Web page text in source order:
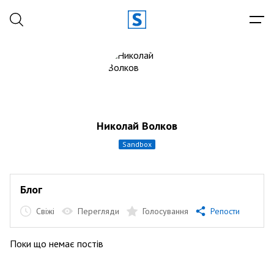
Николай Волков
sandbox
Блог
Свіжі Перегляди Голосування Репости
Поки що немає постів